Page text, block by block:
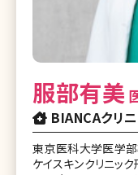
服部有美
BIANCAクリ
東京医科大学医学部
ケイスキンクリニッ